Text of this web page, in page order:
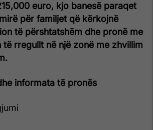
euro, kjo banesë paraqet
për familjet që kërkojnë
të përshtatshëm dhe pronë me
rregullt në një zonë me zhvillim
informata të pronës